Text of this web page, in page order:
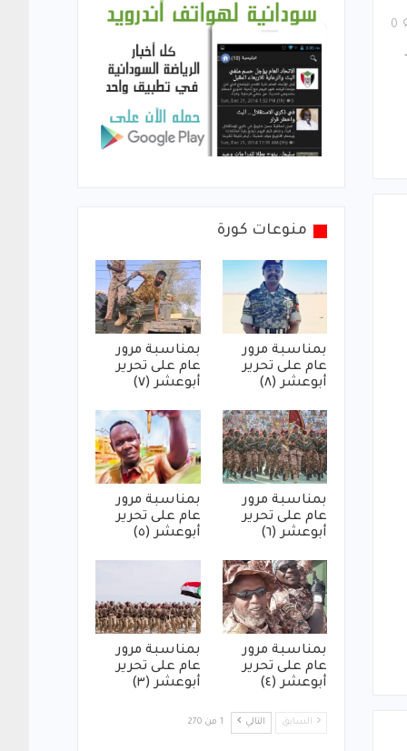
منوعات كورة
بمناسبة مرور
عام على تحرير
أبوعشر (٨)
بمناسبة مرور
عام على تحرير
أبوعشر (٧)
بمناسبة مرور
عام على تحرير
أبوعشر (٦)
بمناسبة مرور
عام على تحرير
أبوعشر (٥)
بمناسبة مرور
عام على تحرير
أبوعشر (٤)
بمناسبة مرور
عام على تحرير
أبوعشر (٣)
السابق التالي 1 من 270